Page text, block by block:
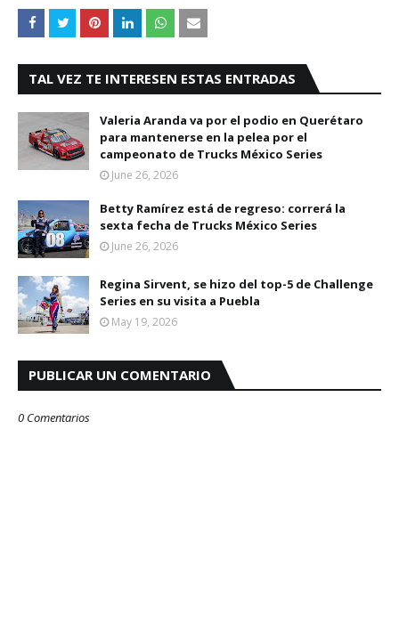
TAL VEZ TE INTERESEN ESTAS ENTRADAS
Valeria Aranda va por el podio en Querétaro
para mantenerse en la pelea por el
campeonato de Trucks México Series
June 26, 2026
Betty Ramírez está de regreso: correrá la
sexta fecha de Trucks México Series
June 26, 2026
Regina Sirvent, se hizo del top-5 de Challenge
Series en su visita a Puebla
May 19, 2026
PUBLICAR UN COMENTARIO
0 Comentarios